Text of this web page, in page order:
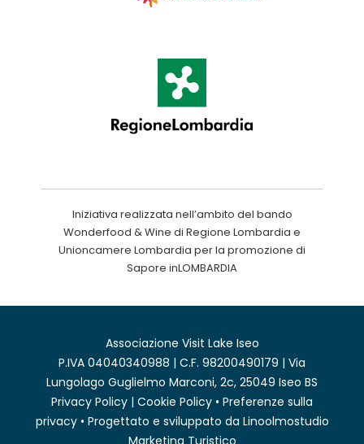
Iniziativa realizzata nell’ambito del bando
Wonderfood & Wine di Regione Lombardia e
Unioncamere Lombardia per la promozione di
Sapore inLOMBARDIA
Associazione Visit Lake Iseo
P.IVA 04040340988 | C.F. 98200490179 | Via
Lungolago Guglielmo Marconi, 2c, 25049 Iseo BS
Privacy Policy | Cookie Policy • Preferenze sulla
privacy• Progettato e sviluppato da Linoolmostudio